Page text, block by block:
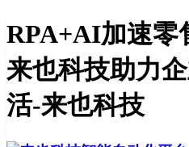
RPA+AI加速零
来也科技助力
活-来也科技